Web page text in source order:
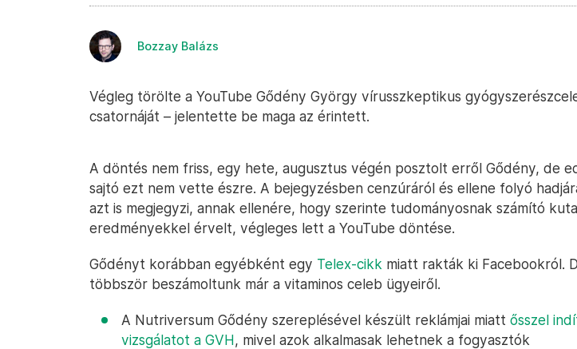
Bozzay Balázs
Végleg törölte a YouTube Gődény György vírusszkeptikus
csatornáját – jelentette be maga az érintett.
A döntés nem friss, egy hete, augusztus végén posztolt erről Gődény, de
sajtó ezt nem vette észre. A bejegyzésben cenzúráról és ellene folyó
azt is megjegyzi, annak ellenére, hogy szerinte tudományosnak számító
eredményekkel érvelt, végleges lett a YouTube döntése.
Gődényt korábban egyébként egy Telex-cikk miatt rakták ki Facebookról.
többször beszámoltunk már a vitaminos celeb ügyeiről.
A Nutriversum Gődény szereplésével készült reklámjai miatt ősszel
vizsgálatot a GVH, mivel azok alkalmasak lehetnek a fogyasztók